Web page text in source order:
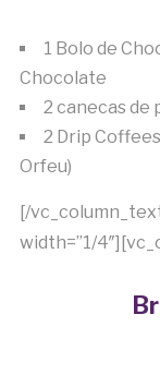
1 Bolo de
Chocolate
2 canecas de
2 Drip
Orfeu)
[/
width=”1/